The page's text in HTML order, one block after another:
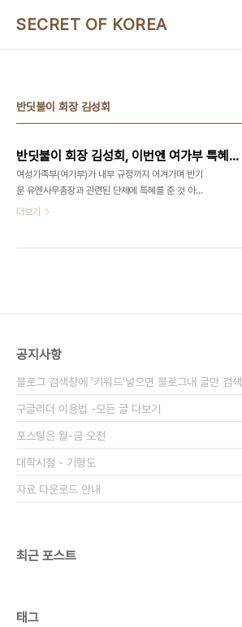
SECRET OF KOREA
반딧불이 회장 김성회
반딧불이 회장 김성회, 이번엔 여가부 특혜의혹 -선발규정어기고 반총장팬클럽 회장 사업지원[일요신문단독]
여성가족부(여가부)가 내부 규정까지 어겨가며 반기
문 유엔사무총장과 관련된 단체에 특혜를 준 것 아니
냐는 의혹이 제기됐다. 여가부는 지난 4월 1일
이 청소년 뮤지컬 사업이 선정되자 당시부터 뒷말이
http://ilyo.co.kr/?ac=article_view&e..
더보기
공지사항
블로그 검색창에 '키워드'넣으면 블로그내 글만 검색
구글리더 이용법 -모든 글 다보기
포스팅은 월-금 오전
대학시절 - 기형도
자료 다운로드 안내
최근 포스트
태그